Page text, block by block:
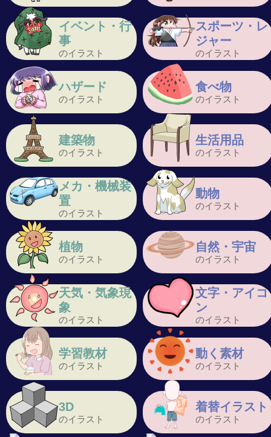
イベント・行
事
のイラスト
スポーツ・レ
ジャー
のイラスト
ハザード
のイラスト
食べ物
のイラスト
建築物
のイラスト
生活用品
のイラスト
メカ・機械装
置
のイラスト
動物
のイラスト
植物
のイラスト
自然・宇宙
のイラスト
天気・気象現
象
のイラスト
文字・アイコ
ン
のイラスト
学習教材
のイラスト
動く素材
のイラスト
3D
のイラスト
着替イラスト
のイラスト